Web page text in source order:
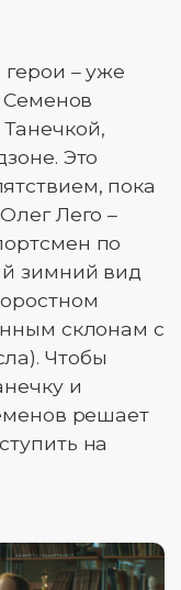
– уже
Семенов
Это
пока
Лего –
по
зимний вид
склонам с
Чтобы
и
решает
на